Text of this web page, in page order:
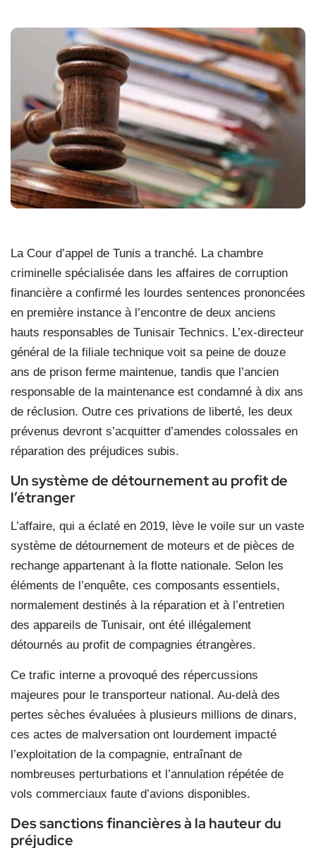
La Cour d’appel de Tunis a tranché. La chambre
criminelle spécialisée dans les affaires de corruption
financière a confirmé les lourdes sentences prononcées
en première instance à l’encontre de deux anciens
hauts responsables de Tunisair Technics. L’ex-directeur
général de la filiale technique voit sa peine de douze
ans de prison ferme maintenue, tandis que l’ancien
responsable de la maintenance est condamné à dix ans
de réclusion. Outre ces privations de liberté, les deux
prévenus devront s’acquitter d’amendes colossales en
réparation des préjudices subis.
Un système de détournement au profit de
l’étranger
L’affaire, qui a éclaté en 2019, lève le voile sur un vaste
système de détournement de moteurs et de pièces de
rechange appartenant à la flotte nationale. Selon les
éléments de l’enquête, ces composants essentiels,
normalement destinés à la réparation et à l’entretien
des appareils de Tunisair, ont été illégalement
détournés au profit de compagnies étrangères.
Ce trafic interne a provoqué des répercussions
majeures pour le transporteur national. Au-delà des
pertes sèches évaluées à plusieurs millions de dinars,
ces actes de malversation ont lourdement impacté
l’exploitation de la compagnie, entraînant de
nombreuses perturbations et l’annulation répétée de
vols commerciaux faute d’avions disponibles.
Des sanctions financières à la hauteur du
préjudice